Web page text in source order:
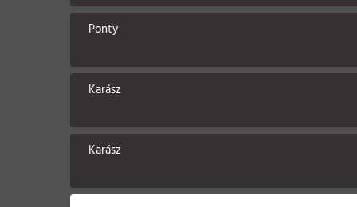
Ponty
Karász
Karász